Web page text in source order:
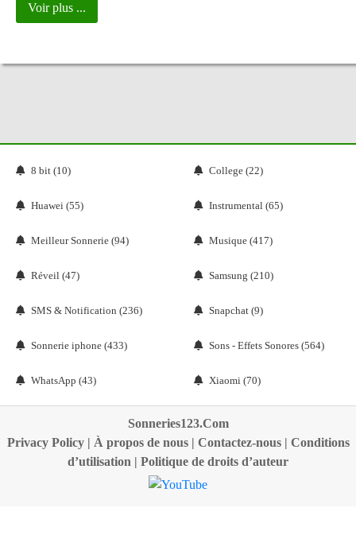
Voir plus ...
8 bit (10) College (22)
Huawei (55) Instrumental (65)
Meilleur Sonnerie (94) Musique (417)
Réveil (47) Samsung (210)
SMS & Notification (236) Snapchat (9)
Sonnerie iphone (433) Sons - Effets Sonores (564)
WhatsApp (43) Xiaomi (70)
Sonneries123.Com
Privacy Policy| À propos de nous| Contactez-nous| Conditions
d’utilisation | Politique de droits d’auteur